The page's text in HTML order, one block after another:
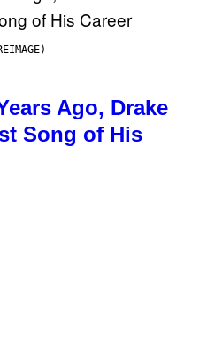
Ago, Drake
Song of His